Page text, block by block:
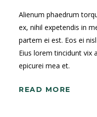
Alienum phaedrum
ex, nihil expetendis in
partem ei est. Eos ei
Eius lorem tincidunt vix
epicurei mea et.
READ MORE